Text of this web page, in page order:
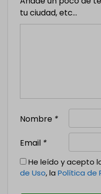
tu ciudad, etc...
Nombre *
Email *
He leído y acepto
de Uso, la Política de